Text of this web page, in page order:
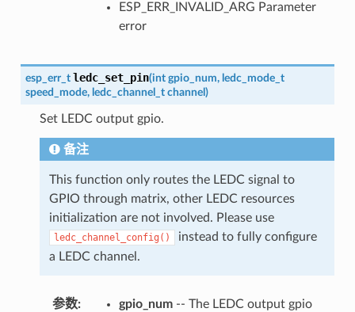
ESP_ERR_INVALID_ARG Parameter
error
esp_err_t ledc_set_pin(int gpio_num, ledc_mode_t
speed_mode, ledc_channel_t channel )
Set LEDC output gpio.
备注
This function only routes the LEDC signal to
GPIO through matrix, other LEDC resources
initialization are not involved. Please use
ledc_channel_config()
instead to fully configure
a LEDC channel.
参数: gpio_num-- The LEDC output gpio